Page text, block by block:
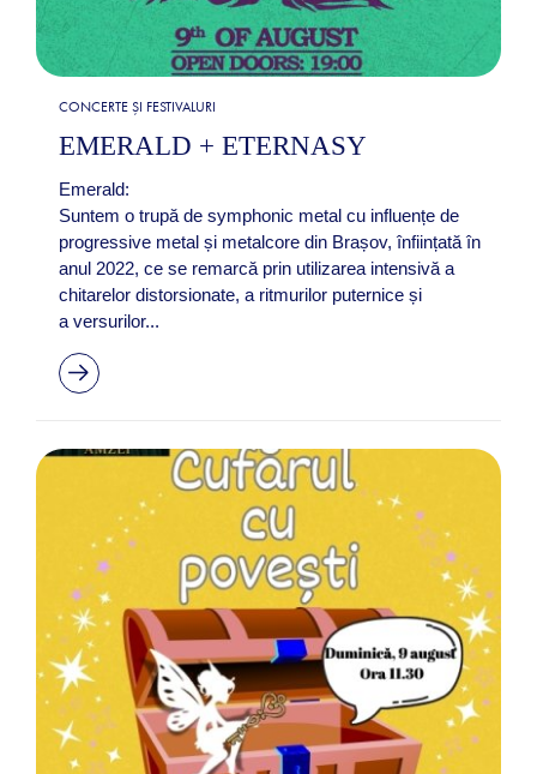
CONCERTE ȘI FESTIVALURI
EMERALD + ETERNASY
Emerald:
Suntem o trupă de symphonic metal cu influențe de
progressive metal și metalcore din Brașov, înființată în
anul 2022, ce se remarcă prin utilizarea intensivă a
chitarelor distorsionate, a ritmurilor puternice și
a versurilor...